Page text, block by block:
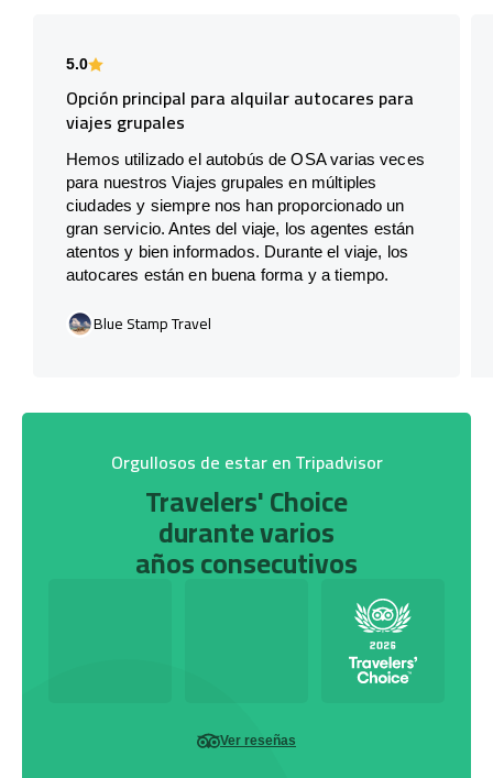
5.0
Opción principal para alquilar autocares para
viajes grupales
Hemos utilizado el autobús de OSA varias veces
para nuestros Viajes grupales en múltiples
ciudades y siempre nos han proporcionado un
gran servicio. Antes del viaje, los agentes están
atentos y bien informados. Durante el viaje, los
autocares están en buena forma y a tiempo.
Blue Stamp Travel
Orgullosos de estar en Tripadvisor
Travelers' Choice
durante varios
años consecutivos
Ver reseñas